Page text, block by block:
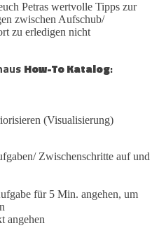
Petras wertvolle Tipps zur
zwischen Aufschub/
zu erledigen nicht
How-To Katalog:
(Visualisierung)​
Zwischenschritte auf und
für 5 Min. angehen, um
angehen​